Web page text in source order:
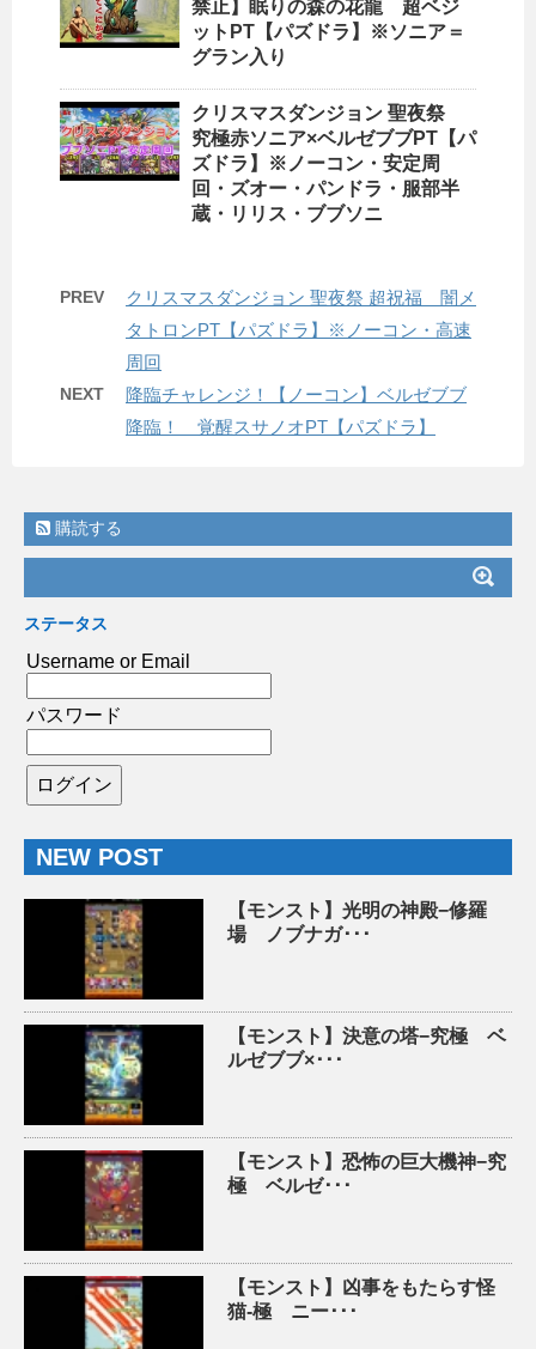
禁止】眠りの森の花龍 超ベジ
ットPT【パズドラ】※ソニア＝
グラン入り
クリスマスダンジョン 聖夜祭
究極赤ソニア×ベルゼブブPT【パ
ズドラ】※ノーコン・安定周
回・ズオー・パンドラ・服部半
蔵・リリス・ブブソニ
PREV
クリスマスダンジョン 聖夜祭 超祝福 闇メ
タトロンPT【パズドラ】※ノーコン・高速
周回
NEXT
降臨チャレンジ！【ノーコン】ベルゼブブ
降臨！ 覚醒スサノオPT【パズドラ】
購読する
ステータス
Username or Email
パスワード
NEW POST
【モンスト】光明の神殿−修羅
場 ノブナガ･･･
【モンスト】決意の塔−究極 ベ
ルゼブブ×･･･
【モンスト】恐怖の巨大機神−究
極 ベルゼ･･･
【モンスト】凶事をもたらす怪
猫-極 ニー･･･